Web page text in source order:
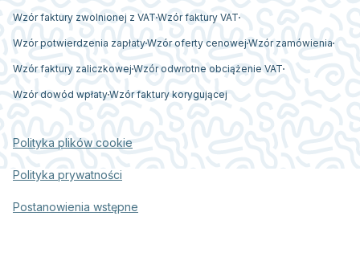
Wzór faktury zwolnionej z VAT Wzór faktury VAT
Wzór potwierdzenia zapłatyWzór oferty cenowej Wzór zamówienia
Wzór faktury zaliczkowej Wzór odwrotne obciążenie VAT
Wzór dowód wpłatyWzór faktury korygującej
Polityka plików cookie
Polityka prywatności
Postanowienia wstępne